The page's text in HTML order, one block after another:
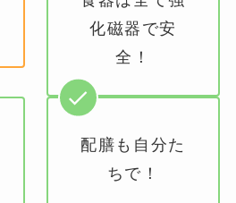
化磁器で安
全！
配膳も自分た
ちで！